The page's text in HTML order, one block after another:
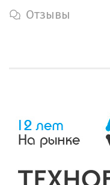
Отзывы